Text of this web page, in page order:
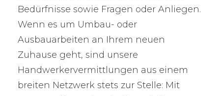
Bedürfnisse sowie Fragen oder Anliegen.
Wenn es um Umbau- oder
Ausbauarbeiten an Ihrem neuen
Zuhause geht, sind unsere
Handwerkervermittlungen aus einem
breiten Netzwerk stets zur Stelle: Mit